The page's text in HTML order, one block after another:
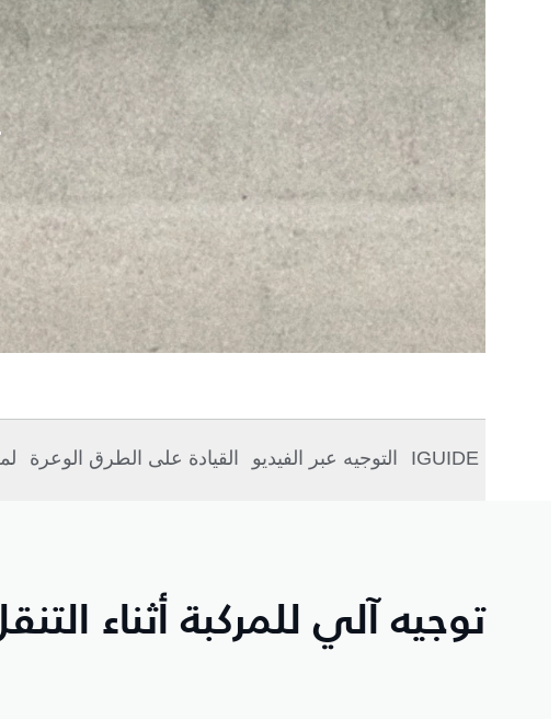
IGUIDE التوجيه عبر الفيديو القيادة على الطرق الوعرة
توجيه آلي للمركبة أثناء